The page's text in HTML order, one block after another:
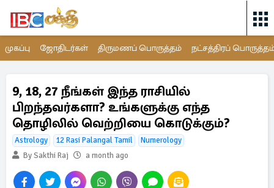
முகப்பு ஜோதிடர்கள் திருமணப் பொருத்தம் நட்சத்திரப்
9, 18, 27 நீங்கள் இந்த ராசியில்
பிறந்தவர்களா? உங்களுக்கு எந்த
தொழிலில் வெற்றியை கொடுக்கும்?
Astrology 12 Rasi Palangal Tamil
Numerology
By Sakthi Raj
a month ago